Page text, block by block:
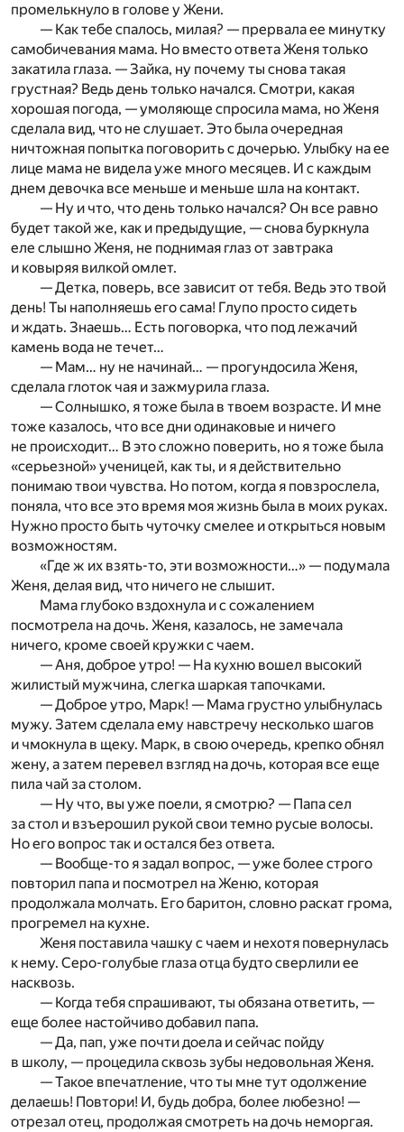
промелькнуло в голове у Жени.
— Как тебе спалось, милая? — прервала ее минутку
самобичевания мама. Но вместо ответа Женя только
закатила глаза. — Зайка, ну почему ты снова такая
грустная? Ведь день только начался. Смотри, какая
хорошая погода, — умоляюще спросила мама, но Женя
сделала вид, что не слушает. Это была очередная
ничтожная попытка поговорить с дочерью. Улыбку на ее
лице мама не видела уже много месяцев. И с каждым
днем девочка все меньше и меньше шла на контакт.
— Ну и что, что день только начался? Он все равно
будет такой же, как и предыдущие, — снова буркнула
еле слышно Женя, не поднимая глаз от завтрака
и ковыряя вилкой омлет.
— Детка, поверь, все зависит от тебя. Ведь это твой
день! Ты наполняешь его сама! Глупо просто сидеть
и ждать. Знаешь… Есть поговорка, что под лежачий
камень вода не течет…
— Мам… ну не начинай… — прогундосила Женя,
сделала глоток чая и зажмурила глаза.
— Солнышко, я тоже была в твоем возрасте. И мне
тоже казалось, что все дни одинаковые и ничего
не происходит… В это сложно поверить, но я тоже была
«серьезной» ученицей, как ты, и я действительно
понимаю твои чувства. Но потом, когда я повзрослела,
поняла, что все это время моя жизнь была в моих руках.
Нужно просто быть чуточку смелее и открыться новым
возможностям.
«Где ж их взять-то, эти возможности…» — подумала
Женя, делая вид, что ничего не слышит.
Мама глубоко вздохнула и с сожалением
посмотрела на дочь. Женя, казалось, не замечала
ничего, кроме своей кружки с чаем.
— Аня, доброе утро! — На кухню вошел высокий
жилистый мужчина, слегка шаркая тапочками.
— Доброе утро, Марк! — Мама грустно улыбнулась
мужу. Затем сделала ему навстречу несколько шагов
и чмокнула в щеку. Марк, в свою очередь, крепко обнял
жену, а затем перевел взгляд на дочь, которая все еще
пила чай за столом.
— Ну что, вы уже поели, я смотрю? — Папа сел
за стол и взъерошил рукой свои темно русые волосы.
Но его вопрос так и остался без ответа.
— Вообще-то я задал вопрос, — уже более строго
повторил папа и посмотрел на Женю, которая
продолжала молчать. Его баритон, словно раскат грома,
прогремел на кухне.
Женя поставила чашку с чаем и нехотя повернулась
к нему. Серо-голубые глаза отца будто сверлили ее
насквозь.
— Когда тебя спрашивают, ты обязана ответить, —
еще более настойчиво добавил папа.
— Да, пап, уже почти доела и сейчас пойду
в школу, — процедила сквозь зубы недовольная Женя.
— Такое впечатление, что ты мне тут одолжение
делаешь! Повтори! И, будь добра, более любезно! —
отрезал отец, продолжая смотреть на дочь неморгая.